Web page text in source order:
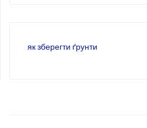
як зберегти ґрунти